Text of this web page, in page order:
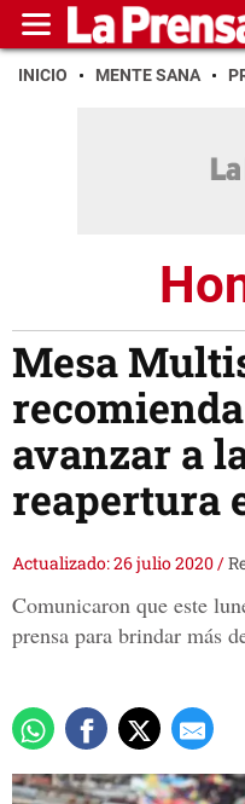
INICIO MENTE SANA
Mesa
avanzar a
reapertura
Actualizado: 26 julio 2020/
Comunicaron que este
prensa para brindar más